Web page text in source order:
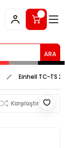
ARA
Einhell TC-TS
Karşılaştır